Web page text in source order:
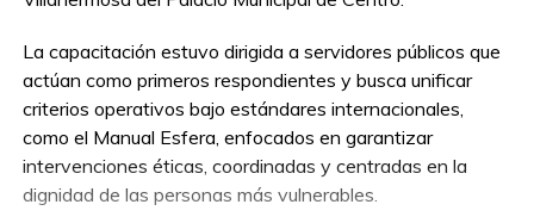
La capacitación estuvo dirigida a servidores públicos que
actúan como primeros respondientes y busca unificar
criterios operativos bajo estándares internacionales,
como el Manual Esfera, enfocados en garantizar
intervenciones éticas, coordinadas y centradas en la
dignidad de las personas más vulnerables.